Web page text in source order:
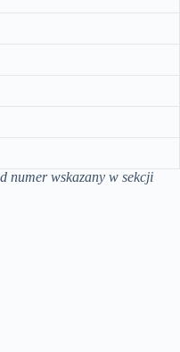
numer wskazany w sekcji